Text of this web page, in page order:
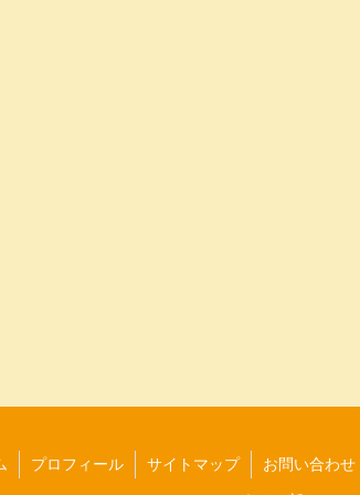
プロフィール サイトマップ お問い合わせ